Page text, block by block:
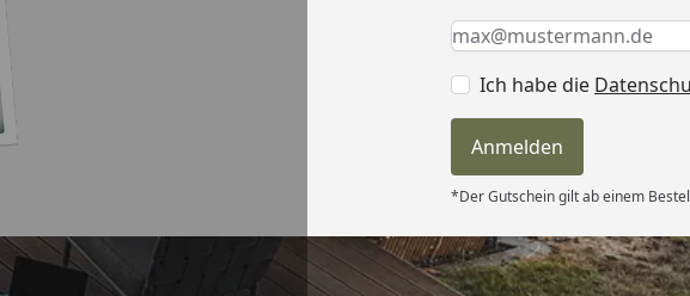
Keine Eingabe erforderlich
Eingabe erforderlich
E-Mail *
Ich habe die
Anmelden
*Der Gutschein gilt ab einem